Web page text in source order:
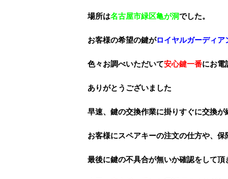
場所は名古屋市緑区亀が洞でした。
お客様の希望の鍵がロイヤルガーディア
色々お調べいただいて安心鍵一番にお電
ありがとうございました
早速、 鍵の交換作業に掛りすぐに交換が
お客様にスペアキーの注文の仕方や、保
最後に鍵の不具合が無いか確認をして頂